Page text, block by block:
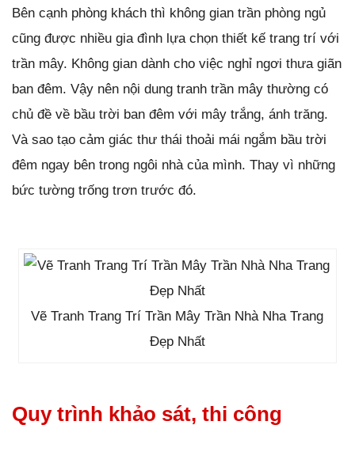
Bên cạnh phòng khách thì không gian trần phòng ngủ
cũng được nhiều gia đình lựa chọn thiết kế trang trí với
trần mây. Không gian dành cho việc nghỉ ngơi thưa giãn
ban đêm. Vậy nên nội dung tranh trần mây thường có
chủ đề về bầu trời ban đêm với mây trắng, ánh trăng.
Và sao tạo cảm giác thư thái thoải mái ngắm bầu trời
đêm ngay bên trong ngôi nhà của mình. Thay vì những
bức tường trống trơn trước đó.
Vẽ Tranh Trang Trí Trần Mây Trần Nhà Nha Trang
Đẹp Nhất
Quy trình khảo sát, thi công